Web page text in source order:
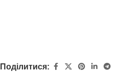
Поділитися: